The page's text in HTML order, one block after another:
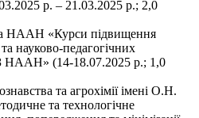
р. – 21.03.2025 р.; 2,0
НААН «Курси підвищення
науково-педагогічних
НААН» (14-18.07.2025 р.; 1,0
та агрохімії імені О.Н.
та технологічне